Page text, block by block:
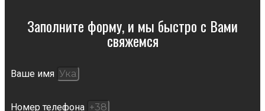
Заполните форму, и мы быстро с Вами
свяжемся​
Ваше имя
Номер телефона